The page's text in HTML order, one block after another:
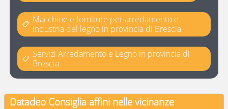
Macchine e forniture per arredamento e
industria del legno in provincia di Brescia
Servizi Arredamento e Legno in provincia di
Brescia
Datadeo Consiglia affini nelle vicinanze